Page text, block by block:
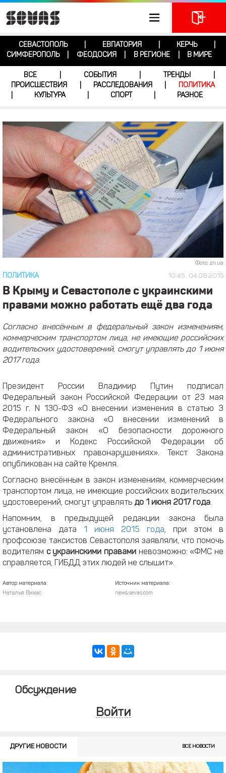
СЕВАСТОПОЛЬ ЕВПАТОРИЯ КЕРЧЬ
СИМФЕРОПОЛЬ
ФЕОДОСИЯ В РЕГИОНЕ В МИРЕ
ВСЕ СОБЫТИЯ ТРЕНДЫ
ПРОИСШЕСТВИЯ
РАССЛЕДОВАНИЯ
ПОЛИТИКА
КУЛЬТУРА СПОРТ РАЗНОЕ
Фото: zn.ua
10:45 04.06.2015
ПОЛИТИКА
В Крыму и Севастополе с украинскими
правами можно работать ещё два года
Согласно внесённым в федеральный закон изменениям,
коммерческим транспортом лица, не имеющие российских
водительских удостоверений, смогут управлять до 1 июня
2017 года.
Президент России Владимир Путин подписал
Федеральный закон Российской Федерации от 23 мая
2015 г. N 130-ФЗ «О внесении изменения в статью 3
Федерального закона «О внесении изменений в
Федеральный закон «О безопасности дорожного
движения» и Кодекс Российской Федерации об
административных правонарушениях». Текст Закона
опубликован на сайте Кремля.
Согласно внесённым в закон изменениям, коммерческим
транспортом лица, не имеющие российских водительских
удостоверений, смогут управлять до 1 июня 2017 года.
Напомним, в предыдущей редакции закона была
установлена дата 1 июня 2015 года, при этом в
профсоюзе таксистов Севастополя заявляли, что помочь
водителям с украинскими правами невозможно: «ФМС не
справляется, ГИБДД этих людей не слышит».
Автор материала:
Наталья Викас
Источник материала:
news.sevas.com
Обсуждение
Войти
ДРУГИЕ НОВОСТИ ВСЕ НОВОСТИ